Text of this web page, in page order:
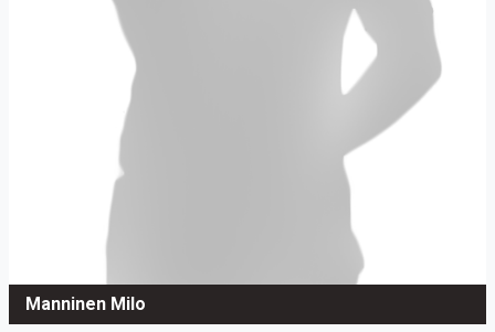
Manninen Milo